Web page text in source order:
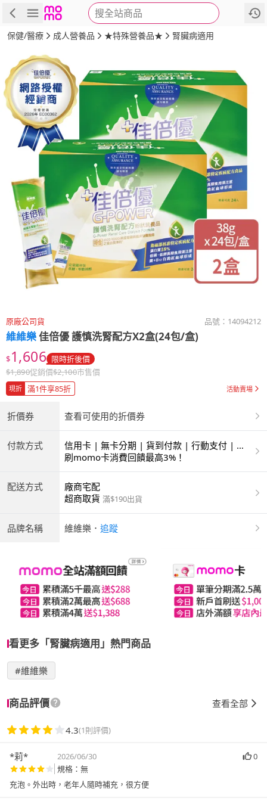
搜全站商品
商品 評價 詳情
保健/醫療 成人營養品 ★特殊營養品★ 腎臟病適用
原廠公司貨 品號： 14094212
維維樂佳倍優 護慎洗腎配方X2盒(24包/盒)
$1,606 限時折後價
$1,890促銷價$2,100市售價
現折 滿1件享85折 活動賣場
折價券 查看可使用的折價券
付款方式
信用卡 | 無卡分期 | 貨到付款 | 行動支付 | 超
商付款 | ATM | 銀聯卡
刷momo卡消費回饋最高3%！
配送方式
廠商宅配
超商取貨 滿$190出貨
品牌名稱 維維樂 ． 追蹤
看更多「腎臟病適用」熱門商品
#維維樂
商品評價 查看全部
4.3(1則評價)
*莉* 2026/06/30
0
規格：無
充泡。外出時，老年人隨時補充，很方便